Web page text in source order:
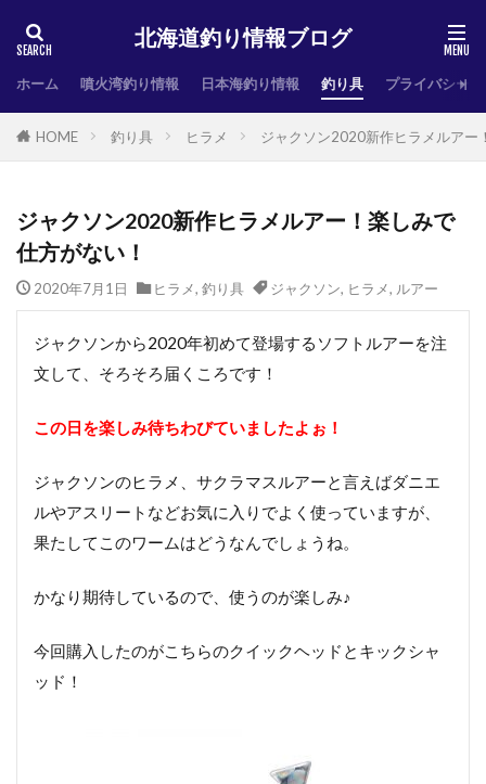
北海道釣り情報ブログ
ホーム 噴火湾釣り情報 日本海釣り情報 釣り具 プライバシー
HOME 釣り具 ヒラメ ジャクソン2020新作ヒラメルアー
ジャクソン2020新作ヒラメルアー！楽しみで
仕方がない！
2020年7月1日 ヒラメ, 釣り具 ジャクソン, ヒラメ, ルアー
ジャクソンから2020年初めて登場するソフトルアーを注
文して、そろそろ届くころです！
この日を楽しみ待ちわびていましたよぉ！
ジャクソンのヒラメ、サクラマスルアーと言えばダニエ
ルやアスリートなどお気に入りでよく使っていますが、
果たしてこのワームはどうなんでしょうね。
かなり期待しているので、使うのが楽しみ♪
今回購入したのがこちらのクイックヘッドとキックシャ
ッド！